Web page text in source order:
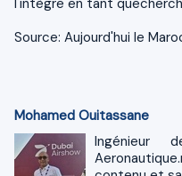
Source: Aujourd'hui le
Mohamed Ouitassane
Ingénieur